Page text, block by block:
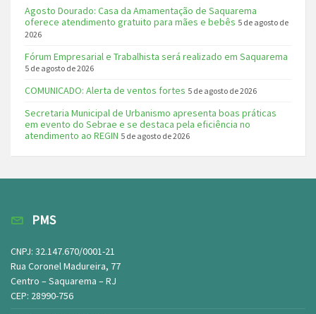
Agosto Dourado: Casa da Amamentação de Saquarema
oferece atendimento gratuito para mães e bebês 5 de agosto de
2026
Fórum Empresarial e Trabalhista será realizado em Saquarema
5 de agosto de 2026
COMUNICADO: Alerta de ventos fortes 5 de agosto de 2026
Secretaria Municipal de Urbanismo apresenta boas práticas
em evento do Sebrae e se destaca pela eficiência no
atendimento ao REGIN 5 de agosto de 2026
PMS
CNPJ: 32.147.670/0001-21
Rua Coronel Madureira, 77
Centro – Saquarema – RJ
CEP: 28990-756